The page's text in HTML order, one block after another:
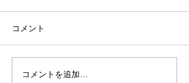
【愛知県】「蓮輝農園」
コメント
コメントを追加…